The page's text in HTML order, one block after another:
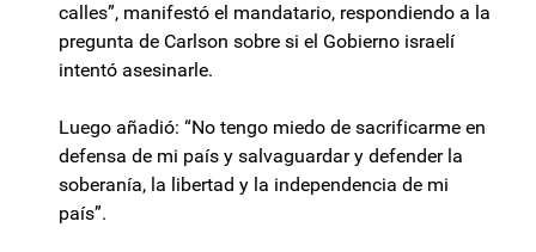
calles”, manifestó el mandatario, respondiendo a la
pregunta de Carlson sobre si el Gobierno israelí
intentó asesinarle.
Luego añadió: “No tengo miedo de sacrificarme en
defensa de mi país y salvaguardar y defender la
soberanía, la libertad y la independencia de mi
país”.